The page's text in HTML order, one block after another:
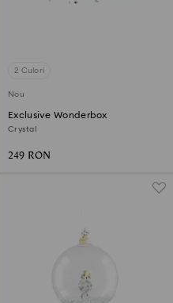
2 Culori
Nou
Exclusive Wonderbox
Crystal
249 RON